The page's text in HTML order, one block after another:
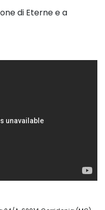
di Eterne e a